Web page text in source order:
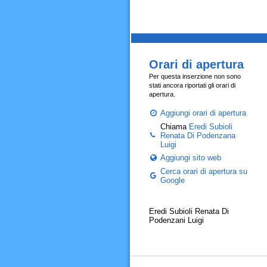
Orari di apertura
Per questa inserzione non sono
stati ancora riportati gli orari di
apertura.
Aggiungi orari di apertura
Chiama Eredi Subioli
Renata Di Podenzana
Luigi
Aggiungi sito web
Cerca orari di apertura su
Google
Eredi Subioli Renata Di
Podenzani Luigi